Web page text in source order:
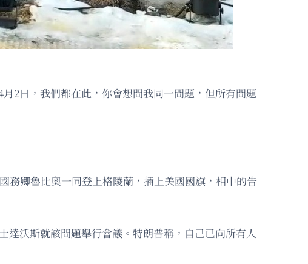
2日，我們都在此，你會想問我同一問題，但所有問題
務卿魯比奧一同登上格陵蘭，插上美國國旗，相中的告
沃斯就該問題舉行會議。特朗普稱，自己已向所有人